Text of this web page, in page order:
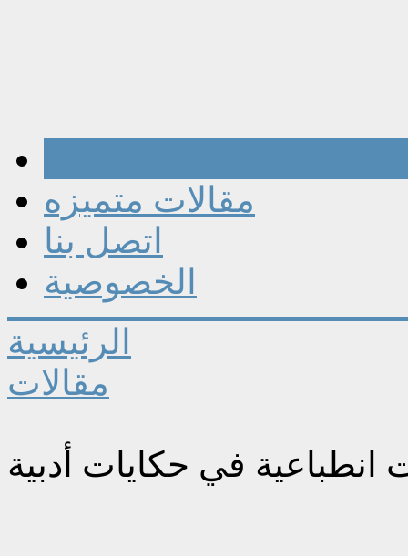
مقالات متميزه
اتصل بنا
الخصوصية
الرئيسية
مقالات
انطباعية في حكايات أدبية